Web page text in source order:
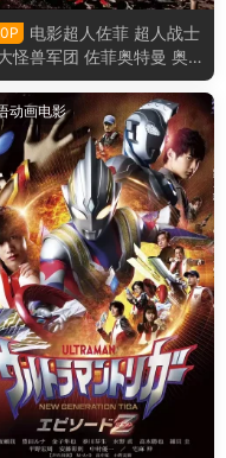
电影超人佐菲 超人战士
怪兽军团 佐菲奥特曼 奥
士vs大怪兽军团粤语版
动画电影